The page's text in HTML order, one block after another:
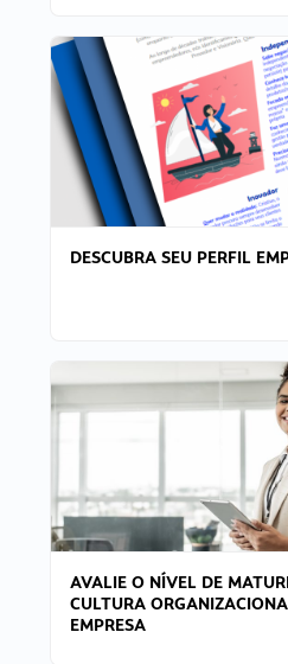
DESCUBRA SEU PERFIL
AVALIE O NÍVEL DE
CULTURA
EMPRESA